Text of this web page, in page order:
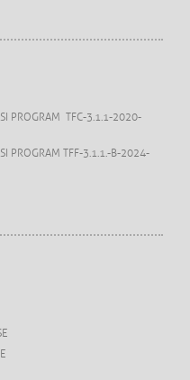
PROGRAM TFC-3.1.1-2020-
PROGRAM TFF-3.1.1.-B-2024-